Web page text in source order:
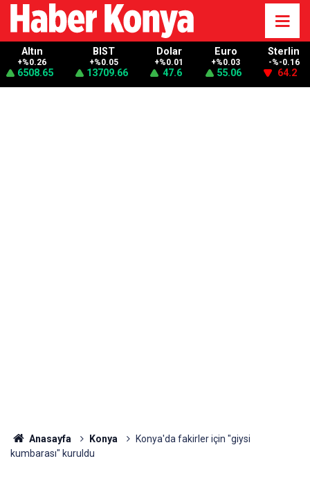
Altın
+%0.26
6508.65
BIST
+%0.05
13709.66
Dolar
+%0.01
47.6
Euro
+%0.03
55.06
Sterlin
-%-0.16
64.2
Anasayfa Konya
Konya'da fakirler için "giysi
kumbarası" kuruldu